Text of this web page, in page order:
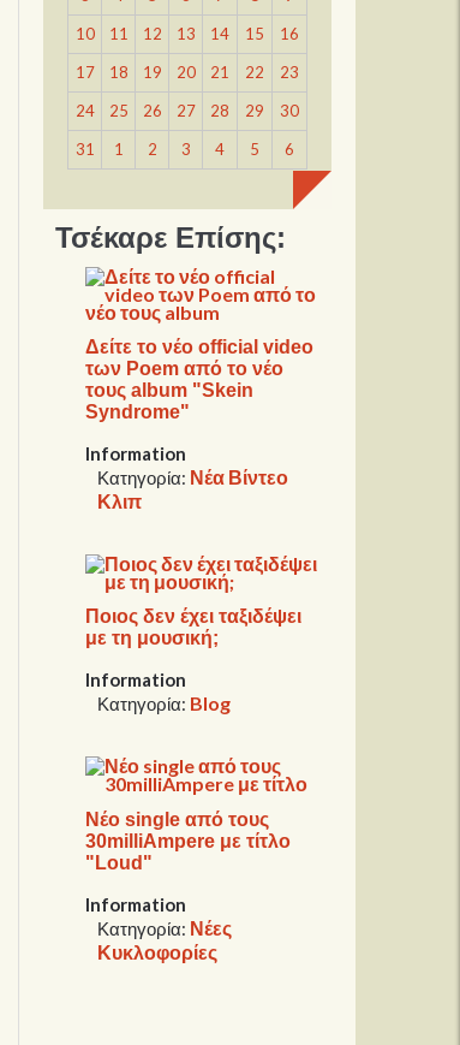
10
11 12 13 14 15
16
17
18 19 20 21 22
23
24
25 26 27 28 29
30
31
1 2 3 4 5 6
Τσέκαρε Επίσης:
Δείτε το νέο official video
των Poem από το νέο
τους album "Skein
Syndrome"
Information
Κατηγορία: Νέα Βίντεο
Κλιπ
Ποιος δεν έχει ταξιδέψει
με τη μουσική;
Information
Κατηγορία: Blog
Νέο single από τους
30milliAmpere με τίτλο
"Loud"
Information
Κατηγορία: Νέες
Κυκλοφορίες